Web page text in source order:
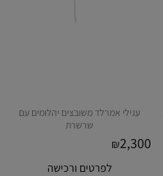
עגילי אמרלד משובצים יהלומים עם
שרשרת
₪2,300
לפרטים ורכישה